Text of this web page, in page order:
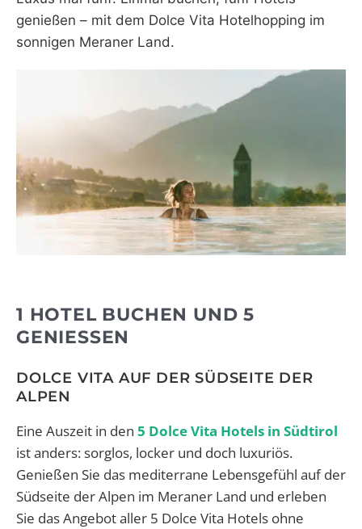
WEBRADIO
genießen – mit dem Dolce Vita Hotelhopping im
sonnigen Meraner Land.
1 HOTEL BUCHEN UND 5
GENIESSEN
DOLCE VITA AUF DER SÜDSEITE DER
ALPEN
Eine Auszeit in den 5 Dolce Vita Hotels in Südtirol
ist anders: sorglos, locker und doch luxuriös.
Genießen Sie das mediterrane Lebensgefühl auf der
Südseite der Alpen im Meraner Land und erleben
Sie das Angebot aller 5 Dolce Vita Hotels ohne